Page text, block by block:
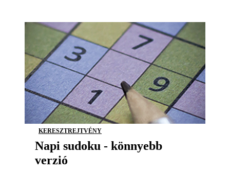
KERESZTREJTVÉNY
Napi sudoku - könnyebb
verzió